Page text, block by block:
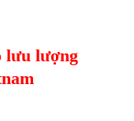
lưu lượng